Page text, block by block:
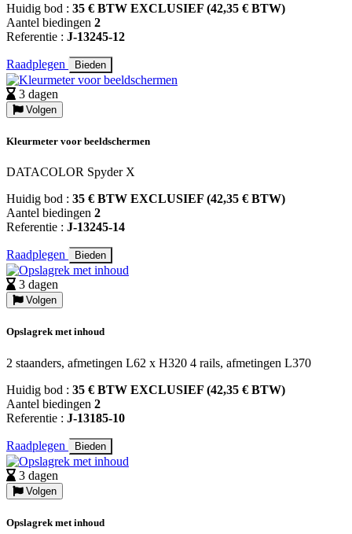
Huidig bod : 35 € BTW EXCLUSIEF (42,35 € BTW)
Aantel biedingen 2
Referentie : J-13245-12
Raadplegen Bieden
3 dagen
Volgen
Kleurmeter voor beeldschermen
DATACOLOR Spyder X
Huidig bod : 35 € BTW EXCLUSIEF (42,35 € BTW)
Aantel biedingen 2
Referentie : J-13245-14
Raadplegen Bieden
3 dagen
Volgen
Opslagrek met inhoud
2 staanders, afmetingen L62 x H320 4 rails, afmetingen L370
Huidig bod : 35 € BTW EXCLUSIEF (42,35 € BTW)
Aantel biedingen 2
Referentie : J-13185-10
Raadplegen Bieden
3 dagen
Volgen
Opslagrek met inhoud